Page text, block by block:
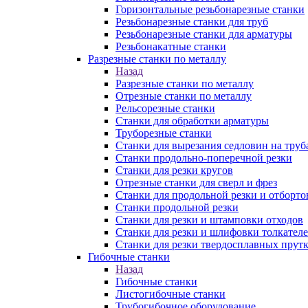
Горизонтальные резьбонарезные станки
Резьбонарезные станки для труб
Резьбонарезные станки для арматуры
Резьбонакатные станки
Разрезные станки по металлу
Назад
Разрезные станки по металлу
Отрезные станки по металлу
Рельсорезные станки
Станки для обработки арматуры
Труборезные станки
Станки для вырезания седловин на
Станки продольно-поперечной резки
Станки для резки кругов
Отрезные станки для сверл и фрез
Станки для продольной резки и
Станки продольной резки
Станки для резки и штамповки отходов
Станки для резки и шлифовки
Станки для резки твердосплавных
Гибочные станки
Назад
Гибочные станки
Листогибочные станки